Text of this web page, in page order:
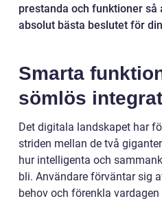
prestanda och funktioner så
absolut bästa beslutet för
Smarta
sömlös
Det digitala landskapet har
striden mellan de två
hur intelligenta och
bli. Användare förväntar sig
behov och förenkla